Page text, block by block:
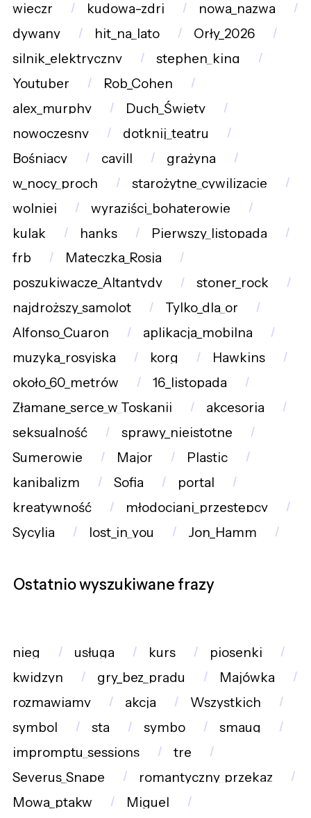
wieczr kudowa-zdrj
nowa_nazwa
dywany
hit_na_lato
Orły_2026
silnik_elektryczny
stephen_king
Youtuber
Rob_Cohen
alex_murphy
Duch_Święty
nowoczesny
dotknij_teatru
Bośniacy
cavill
grażyna
w_nocy_proch
starożytne_cywilizacje
wolniej
wyraziści_bohaterowie
kulak
hanks
Pierwszy_listopada
frb
Mateczka_Rosja
poszukiwacze_Altantydy
stoner_rock
najdroższy_samolot
Tylko_dla_or
Alfonso_Cuaron
aplikacja_mobilna
muzyka_rosyjska
korg
Hawkins
około_60_metrów
16_listopada
Złamane_serce_w_Toskanii
akcesoria
seksualność
sprawy_nieistotne
Sumerowie
Major
Plastic
kanibalizm
Sofia
portal
kreatywność
młodociani_przestępcy
Sycylia
lost_in_you Jon_Hamm
Ostatnio wyszukiwane frazy
nieg usługa kurs
piosenki
kwidzyn
gry_bez_prądu
Majówka
rozmawiamy
akcja
Wszystkich
symbol
sta symbo
smaug
impromptu_sessions
tre
Severus_Snape
romantyczny_przekaz
Mowa_ptakw
Miguel